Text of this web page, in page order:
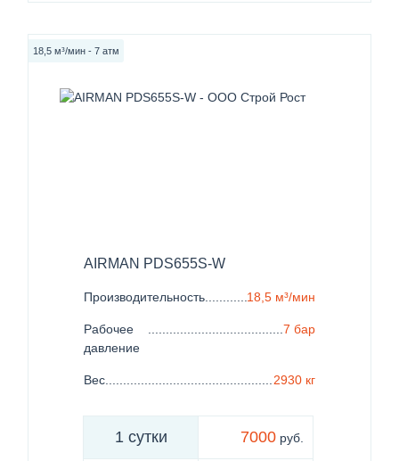
18,5 м³/мин - 7 атм
AIRMAN PDS655S-W
Производительность 18,5 м³/мин
Рабочее
давление
7 бар
Вес 2930 кг
1 сутки 7000 руб.